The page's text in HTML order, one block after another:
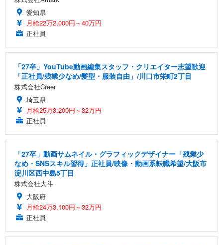
愛知県
月給22万2,000円～40万円
正社員
「27卒」YouTube動画編集スタッフ・クリエイター志望歓迎
「正社員/残業少なめ/髪型・服装自由」/川口市栄町2丁目
株式会社Creer
埼玉県
月給25万3,200円～32万円
正社員
「27卒」動画サムネイル・グラフィックデザイナー「残業少
なめ・SNSスキル習得」正社員/映像・動画系転職希望/大阪市
淀川区西中島5丁目
株式会社大斗
大阪府
月給24万3,100円～32万円
正社員